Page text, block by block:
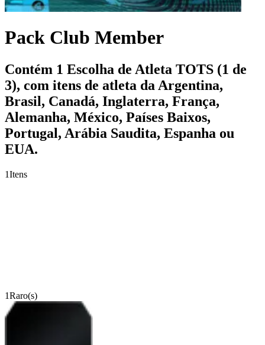
Pack Club Member
Contém 1 Escolha de Atleta TOTS (1 de
3), com itens de atleta da Argentina,
Brasil, Canadá, Inglaterra, França,
Alemanha, México, Países Baixos,
Portugal, Arábia Saudita, Espanha ou
EUA.
1Itens
1Raro(s)